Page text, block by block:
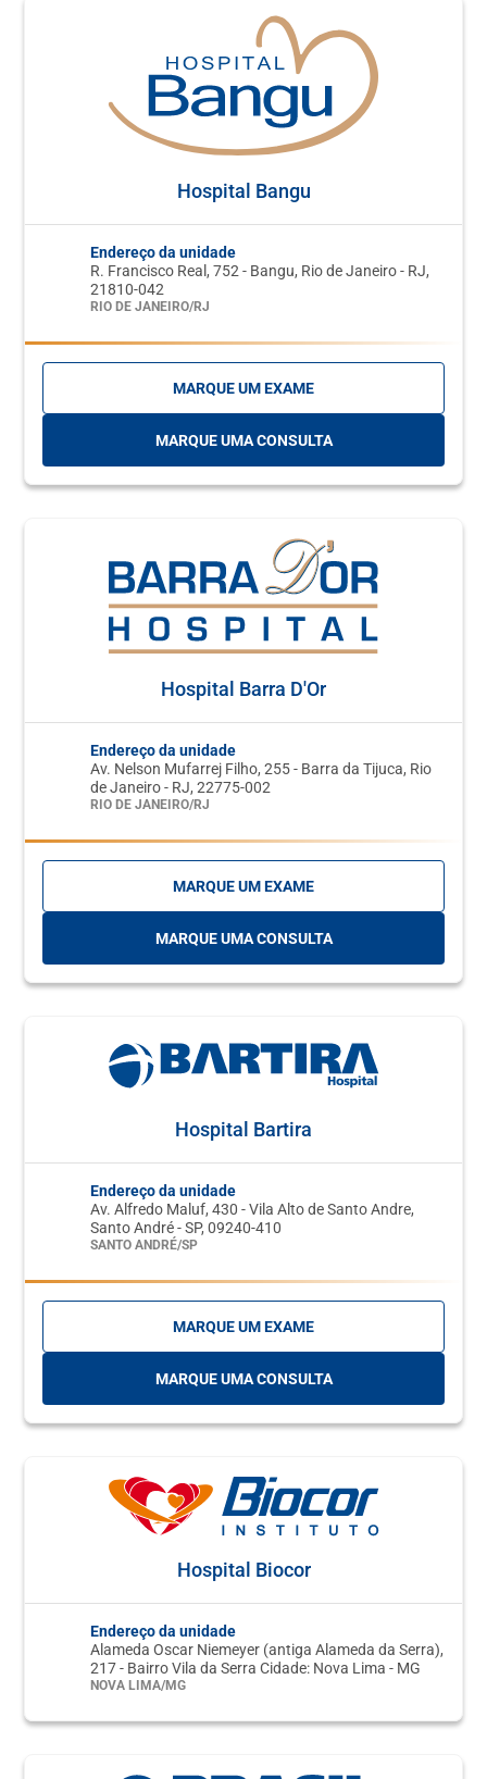
Hospital Bangu
Endereço da unidade
R. Francisco Real, 752 - Bangu, Rio de Janeiro - RJ,
21810-042
RIO DE JANEIRO/RJ
MARQUE UM EXAME
MARQUE UMA CONSULTA
Hospital Barra D'Or
Endereço da unidade
Av. Nelson Mufarrej Filho, 255 - Barra da Tijuca, Rio
de Janeiro - RJ, 22775-002
RIO DE JANEIRO/RJ
MARQUE UM EXAME
MARQUE UMA CONSULTA
Hospital Bartira
Endereço da unidade
Av. Alfredo Maluf, 430 - Vila Alto de Santo Andre,
Santo André - SP, 09240-410
SANTO ANDRÉ/SP
MARQUE UM EXAME
MARQUE UMA CONSULTA
Hospital Biocor
Endereço da unidade
Alameda Oscar Niemeyer (antiga Alameda da Serra),
217 - Bairro Vila da Serra Cidade: Nova Lima - MG
NOVA LIMA/MG